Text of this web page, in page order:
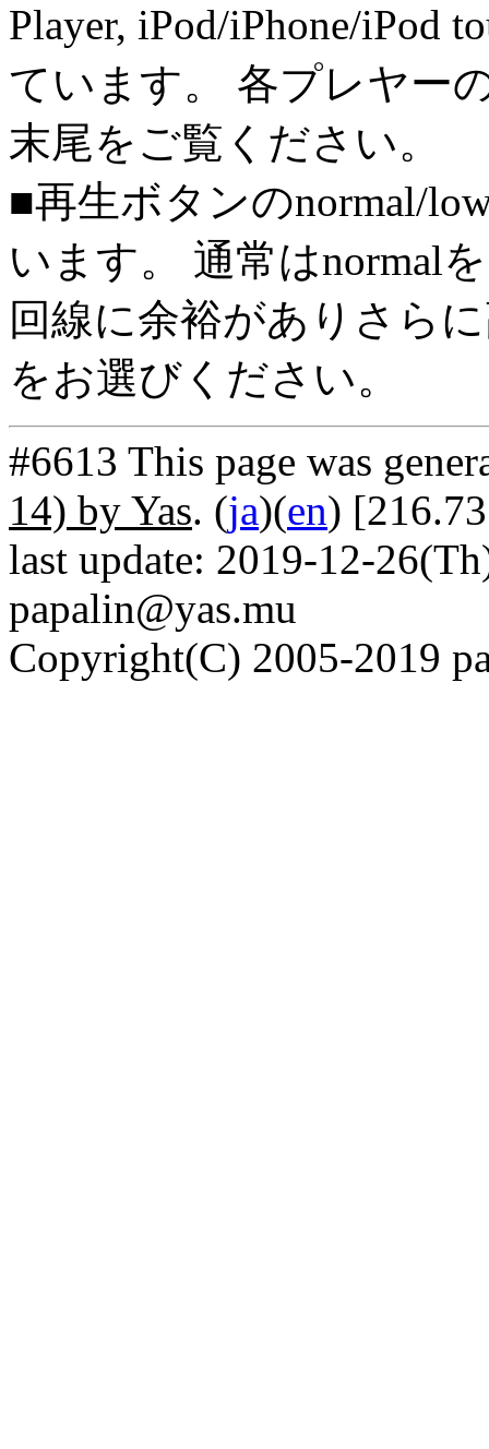
Player, iPod/iPhone/iPod
ています。 各プレヤー
末尾をご覧ください。
■再生ボタンのnormal/
います。 通常はnormal
回線に余裕がありさら
をお選びください。
#6613 This page was
14) by Yas. (ja)(en)
last update: 2019-12-
papalin@yas.mu
Copyright(C) 2005-2019